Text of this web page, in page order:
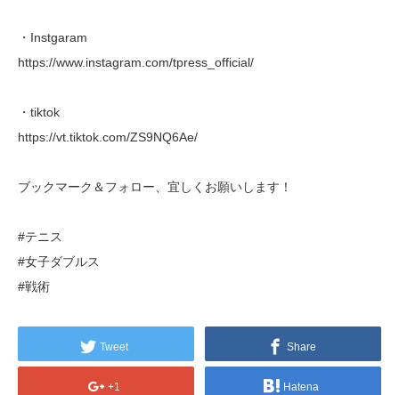
・Instgaram
https://www.instagram.com/tpress_official/
・tiktok
https://vt.tiktok.com/ZS9NQ6Ae/
ブックマーク＆フォロー、宜しくお願いします！
#テニス
#女子ダブルス
#戦術
Tweet Share
+1 Hatena